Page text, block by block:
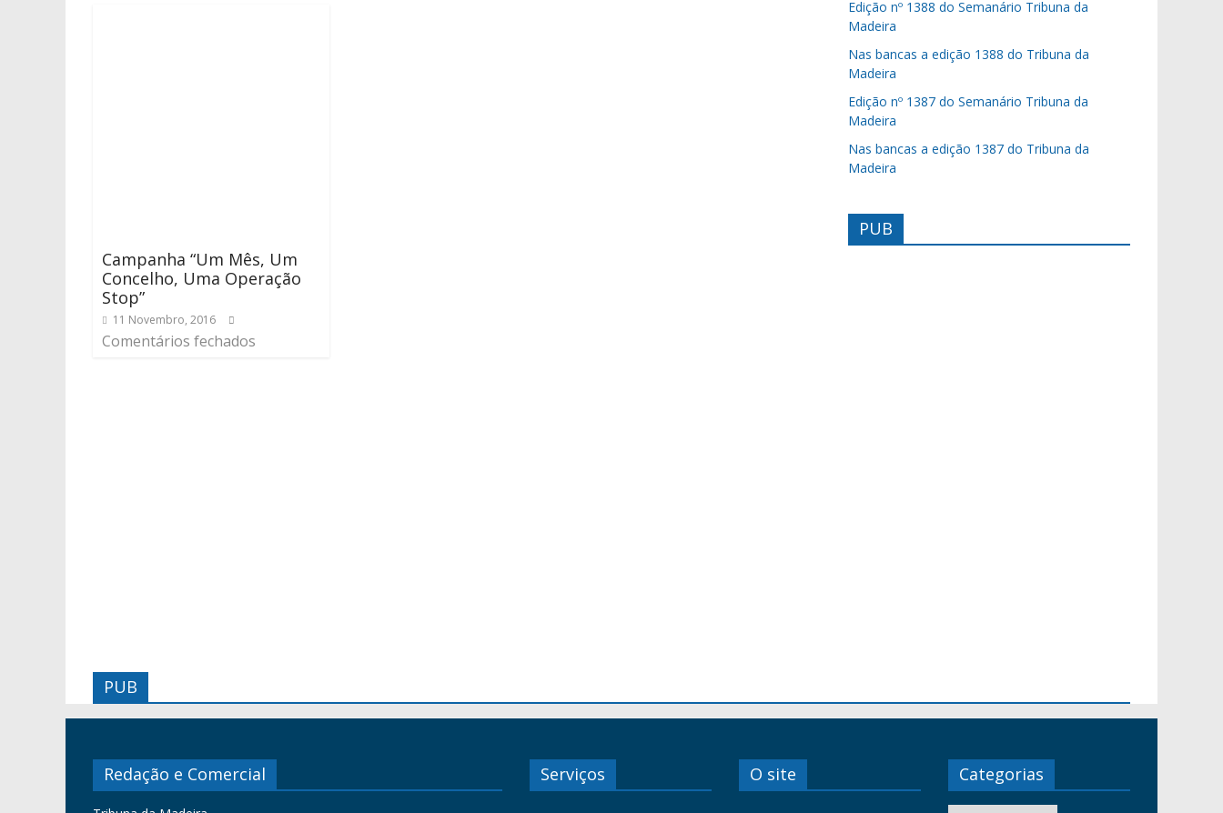
Campanha “Um Mês, Um
Concelho, Uma Operação
Stop”
11 Novembro, 2016
Comentários fechados
Edição nº 1388 do Semanário Tribuna da
Madeira
Nas bancas a edição 1388 do Tribuna da
Madeira
Edição nº 1387 do Semanário Tribuna da
Madeira
Nas bancas a edição 1387 do Tribuna da
Madeira
PUB
PUB
Redação e Comercial Serviços O site Categorias